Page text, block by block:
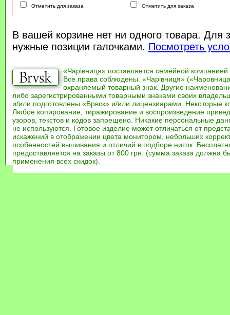
Отметить для заказа
Отметить для заказа
В вашей корзине нет ни одного товара. Для
нужные позиции галочками. Посмотреть
«Чарівниця» поставляется семейной компанией
Все права соблюдены. «Чарівниця»
охраняемый товарный знак. Другие
либо зарегистрированными товарными знаками своих
и/или подготовлены «Брвск» и/или лицензиарами. Некоторые
Любое копирование, тиражирование и воспроизведение
узоров, текстов и кодов запрещено. Никакие персональные
не используются. Готовое изделие может отличаться от
искажений в отображении цвета монитором, небольших
особенностей вышивания и отличий в подборе ниток.
предоставляется на заказы от 800 грн. (сумма заказа должна
применения всех скидок).